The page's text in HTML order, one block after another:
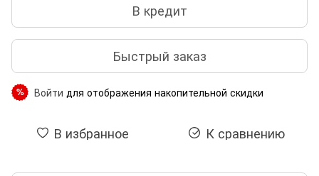
В кредит
Быстрый заказ
% Войти для отображения накопительной скидки
В избранное К сравнению